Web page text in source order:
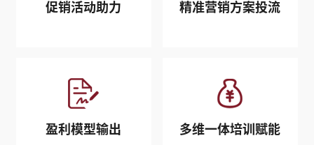
促销活动助力 精准营销方案投流
盈利模型输出 多维一体培训赋能